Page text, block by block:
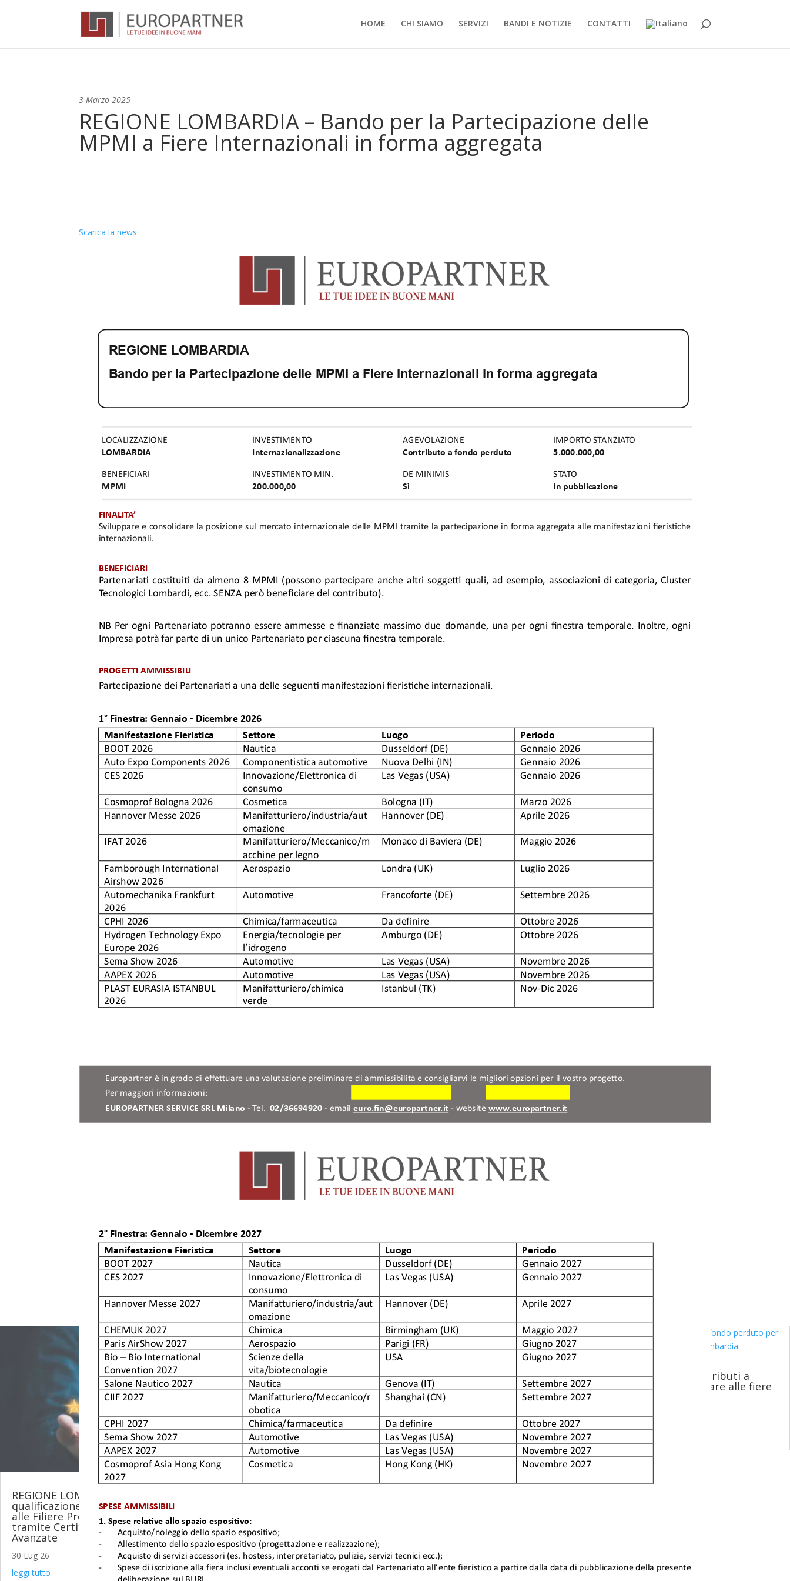
HOME CHI SIAMO SERVIZI BANDI E NOTIZIE CONTATTI
3 Marzo 2025
REGIONE LOMBARDIA – Bando per la Partecipazione delle
MPMI a Fiere Internazionali in forma aggregata
Scarica la news
Europartner è in grado di effettuare una valutazione preliminare di ammissibilità e consigliarvi le migliori opzioni per il vostro progetto
Contattaci
REGIONE LOMBARDIA – Sostegno alla
qualificazione delle Imprese per l’accesso
alle Filiere Produttive Strategiche
tramite Certificazioni Industriali
Avanzate
30 Lug 26
leggi tutto
REGIONE LOMBARDIA – Contributi a
fondo perduto per partecipare alle fiere
internazionali in Lombardia
14 Lug 26
leggi tutto